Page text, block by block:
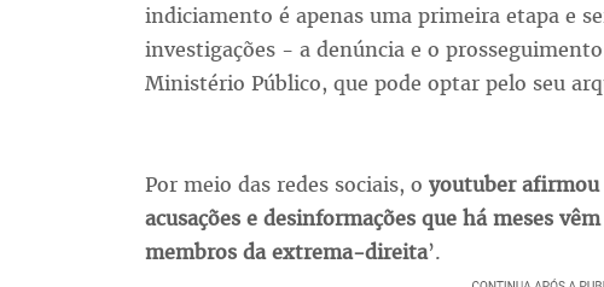
indiciamento é apenas uma primeira etapa e
investigações - a denúncia e o
Ministério Público, que pode optar pelo seu
Por meio das redes sociais, o youtuber afirmou
acusações e desinformações que há meses
membros da extrema-direita’.